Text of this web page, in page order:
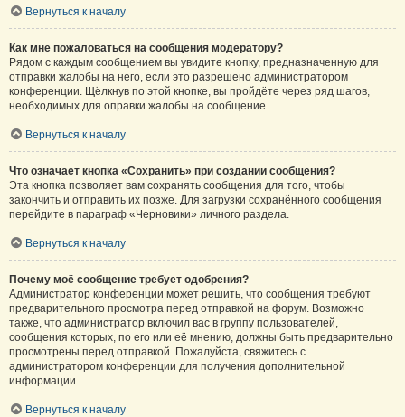
Вернуться к началу
Как мне пожаловаться на сообщения модератору?
Рядом с каждым сообщением вы увидите кнопку, предназначенную для
отправки жалобы на него, если это разрешено администратором
конференции. Щёлкнув по этой кнопке, вы пройдёте через ряд шагов,
необходимых для оправки жалобы на сообщение.
Вернуться к началу
Что означает кнопка «Сохранить» при создании сообщения?
Эта кнопка позволяет вам сохранять сообщения для того, чтобы
закончить и отправить их позже. Для загрузки сохранённого сообщения
перейдите в параграф «Черновики» личного раздела.
Вернуться к началу
Почему моё сообщение требует одобрения?
Администратор конференции может решить, что сообщения требуют
предварительного просмотра перед отправкой на форум. Возможно
также, что администратор включил вас в группу пользователей,
сообщения которых, по его или её мнению, должны быть предварительно
просмотрены перед отправкой. Пожалуйста, свяжитесь с
администратором конференции для получения дополнительной
информации.
Вернуться к началу